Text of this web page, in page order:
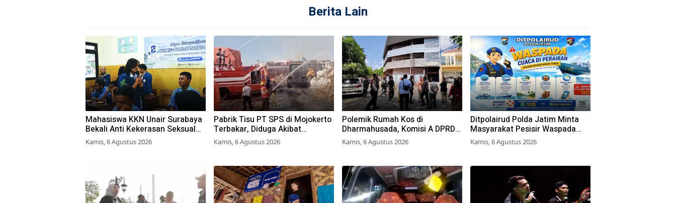
Berita Lain
Mahasiswa KKN Unair Surabaya
Bekali Anti Kekerasan Seksual
pada Siswa SMK
Kamis, 6 Agustus 2026
Pabrik Tisu PT SPS di Mojokerto
Terbakar, Diduga Akibat
Pembakaran Lahan Tebu
Kamis, 6 Agustus 2026
Polemik Rumah Kos di
Dharmahusada, Komisi A DPRD
Surabaya Desak Pemkot
Terbitkan Perwali Perda Hunian
Kamis, 6 Agustus 2026
Ditpolairud Polda Jatim Minta
Masyarakat Pesisir Waspada
Cuaca Ekstrem
Kamis, 6 Agustus 2026